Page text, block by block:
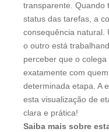
transparente. Quando
status das tarefas, a
consequência natural.
o outro está
perceber que o
exatamente com
determinada etapa. A
esta visualização de
clara e prática!
Saiba mais sobre